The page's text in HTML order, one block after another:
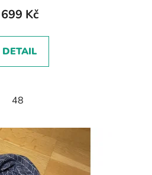
699 Kč
DETAIL
48